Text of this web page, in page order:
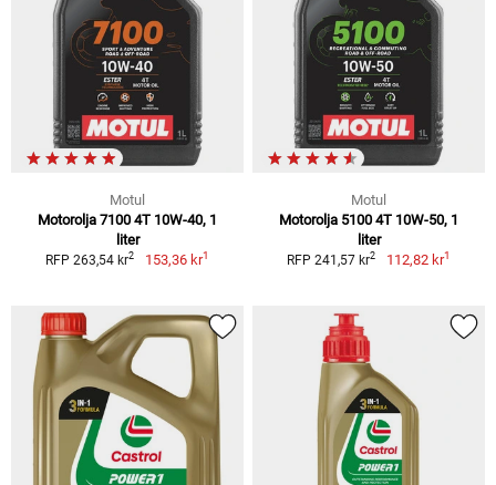
Motul
Motorolja 7100 4T 10W-40, 1
liter
RFP 263,54 kr2 153,36 kr1
Motul
Motorolja 5100 4T 10W-50, 1
liter
RFP 241,57 kr2 112,82 kr1